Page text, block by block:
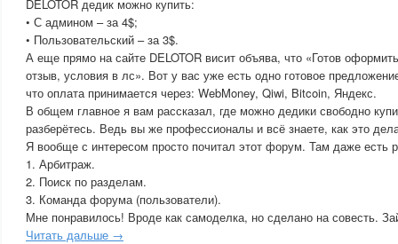
DELOTOR дедик можно купить:
• С админом – за 4$;
• Пользовательский – за 3$.
А еще прямо на сайте DELOTOR висит объява, что «Готов
отзыв, условия в лс». Вот у вас уже есть одно готовое
что оплата принимается через: WebMoney, Qiwi, Bitcoin, Яндекс.
В общем главное я вам рассказал, где можно дедики свободно
разберётесь. Ведь вы же профессионалы и всё знаете, как это
Я вообще с интересом просто почитал этот форум. Там даже есть
1. Арбитраж.
2. Поиск по разделам.
3. Команда форума (пользователи).
Мне понравилось! Вроде как самоделка, но сделано на совесть.
Читать дальше →